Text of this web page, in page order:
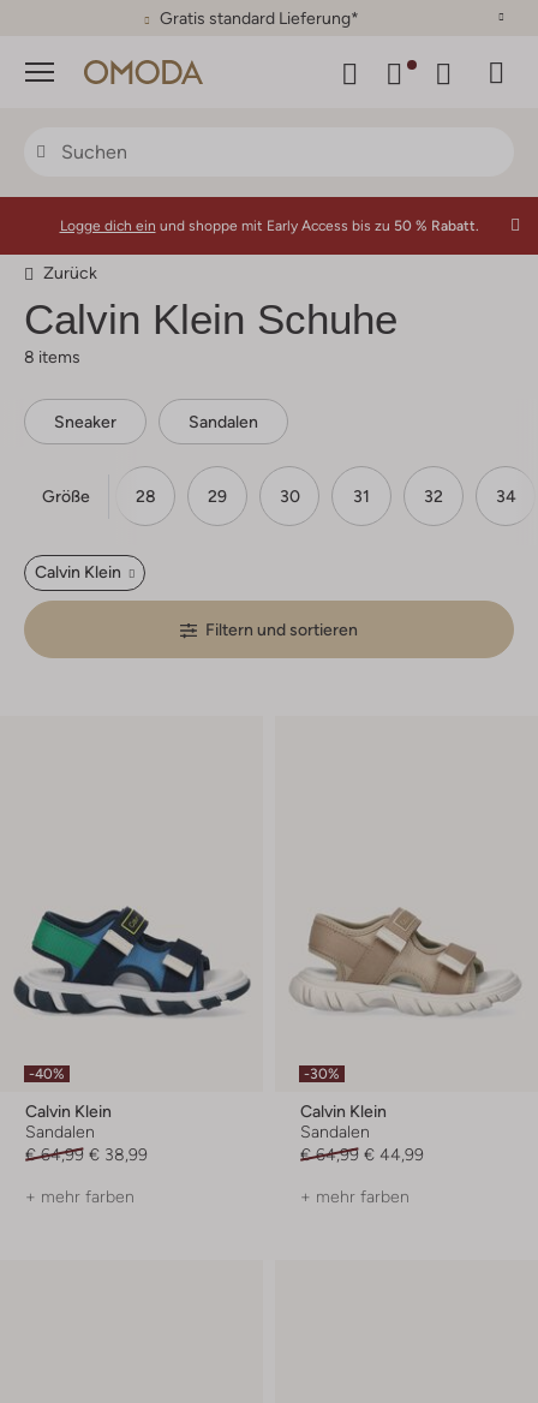
30 Tage Rückgaberecht
Menü
Logge dich ein und shoppe mit Early Access bis zu 50 % Rabatt.
Zurück
Calvin Klein Schuhe
8 items
Sneaker Sandalen
Größe
27 28 29 30 31 32 34
Calvin Klein
Filtern und sortieren
-40%
Calvin Klein
Sandalen
€ 64,99 € 38,99
+ mehr farben
-30%
Calvin Klein
Sandalen
€ 64,99 € 44,99
+ mehr farben